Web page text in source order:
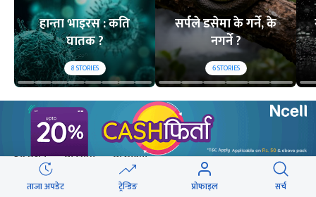
हान्ता भाइरस : कति
घातक ?
8STORIES
सर्पले डसेमा के गर्ने, के
नगर्ने ?
6STORIES
लोकप्रिय
२४ घण्टा यो साता यो महिना
ताजा अपडेट ट्रेन्डिङ प्रोफाइल सर्च